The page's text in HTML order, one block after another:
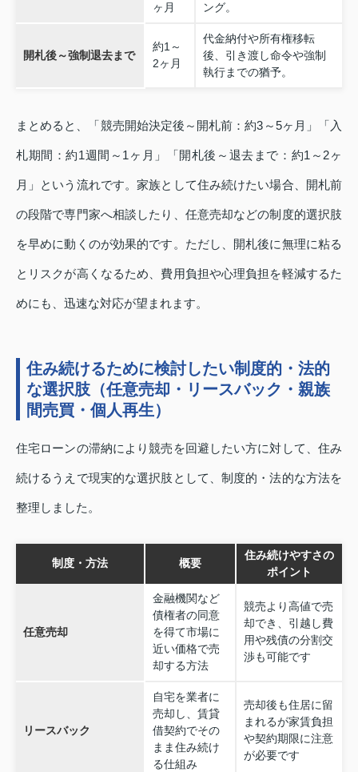
ヶ月
ング。
開札後～強制退去まで
約1～
2ヶ月
代金納付や所有権移転
後、引き渡し命令や強制
執行までの猶予。
まとめると、「競売開始決定後～開札前：約3～5ヶ月」「入
札期間：約1週間～1ヶ月」「開札後～退去まで：約1～2ヶ
月」という流れです。家族として住み続けたい場合、開札前
の段階で専門家へ相談したり、任意売却などの制度的選択肢
を早めに動くのが効果的です。ただし、開札後に無理に粘る
とリスクが高くなるため、費用負担や心理負担を軽減するた
めにも、迅速な対応が望まれます。
住み続けるために検討したい制度的・法的
な選択肢（任意売却・リースバック・親族
間売買・個人再生）
住宅ローンの滞納により競売を回避したい方に対して、住み
続けるうえで現実的な選択肢として、制度的・法的な方法を
整理しました。
制度・方法 概要
住み続けやすさの
ポイント
任意売却
金融機関など
債権者の同意
を得て市場に
近い価格で売
却する方法
競売より高値で売
却でき、引越し費
用や残債の分割交
渉も可能です
リースバック
自宅を業者に
売却し、賃貸
借契約でその
まま住み続け
る仕組み
売却後も住居に留
まれるが家賃負担
や契約期限に注意
が必要です